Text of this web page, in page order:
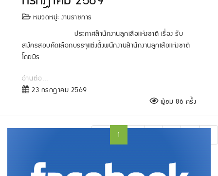
หมวดหมู่: งานราชการ
ประกาศสํานักงานลูกเสือแห่งชาติ เรื่อง รับ
สมัครสอบคัดเลือกบรรจุแต่งตั้งพนักงานสํานักงานลูกเสือแห่งชาติ
โดยมีร
อ่านต่อ...
23 กรกฎาคม 2569
ผู้ชม 86 ครั้ง
1